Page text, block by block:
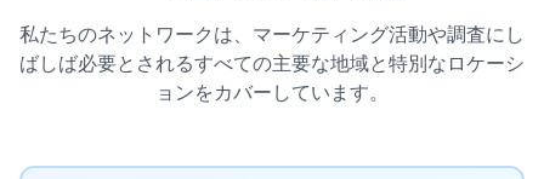
私たちのネットワークは、マーケティング活動や調査にし
ばしば必要とされるすべての主要な地域と特別なロケーシ
ョンをカバーしています。